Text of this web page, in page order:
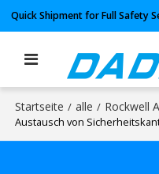
Quick Shipment for Full Safety
Startseite / alle / Rockwell
Austausch von